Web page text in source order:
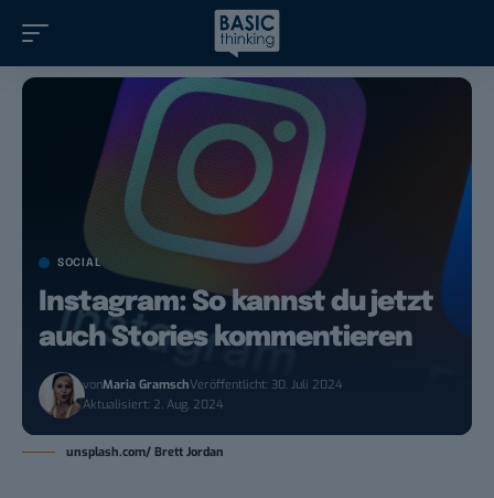
SOCIAL
Instagram: So kannst du jetzt
auch Stories kommentieren
vonMaria GramschVeröffentlicht: 30. Juli 2024
Aktualisiert: 2. Aug. 2024
unsplash.com/ Brett Jordan